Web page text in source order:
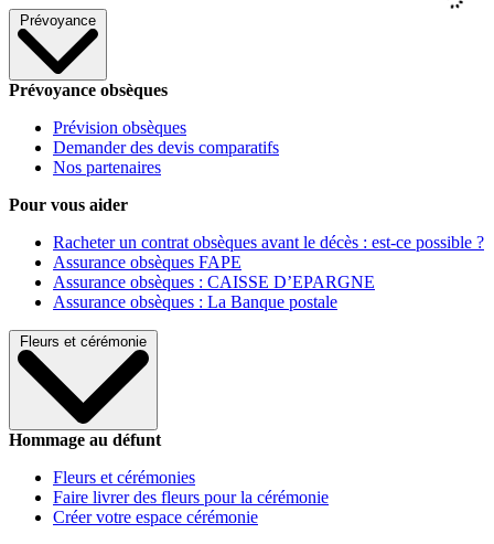
Prévoyance
Prévoyance obsèques
Prévision obsèques
Demander des devis comparatifs
Nos partenaires
Pour vous aider
Racheter un contrat obsèques avant le décès : est-ce possible ?
Assurance obsèques FAPE
Assurance obsèques : CAISSE D’EPARGNE
Assurance obsèques : La Banque postale
Fleurs et cérémonie
Hommage au défunt
Fleurs et cérémonies
Faire livrer des fleurs pour la cérémonie
Créer votre espace cérémonie